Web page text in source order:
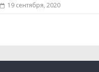
19 сентября, 2020